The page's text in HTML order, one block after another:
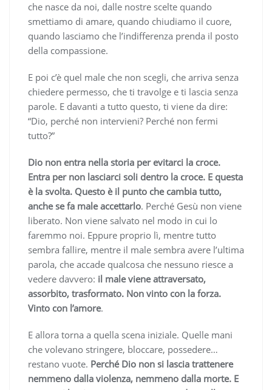
che nasce da noi, dalle nostre scelte quando
smettiamo di amare, quando chiudiamo il cuore,
quando lasciamo che l’indifferenza prenda il posto
della compassione.
E poi c’è quel male che non scegli, che arriva senza
chiedere permesso, che ti travolge e ti lascia senza
parole. E davanti a tutto questo, ti viene da dire:
“Dio, perché non intervieni? Perché non fermi
tutto?”
Dio non entra nella storia per evitarci la croce.
Entra per non lasciarci soli dentro la croce. E questa
è la svolta. Questo è il punto che cambia tutto,
anche se fa male accettarlo. Perché Gesù non viene
liberato. Non viene salvato nel modo in cui lo
faremmo noi. Eppure proprio lì, mentre tutto
sembra fallire, mentre il male sembra avere l’ultima
parola, che accade qualcosa che nessuno riesce a
vedere davvero: il male viene attraversato,
assorbito, trasformato. Non vinto con la forza.
Vinto con l’amore.
E allora torna a quella scena iniziale. Quelle mani
che volevano stringere, bloccare, possedere…
restano vuote. Perché Dio non si lascia trattenere
nemmeno dalla violenza, nemmeno dalla morte. E